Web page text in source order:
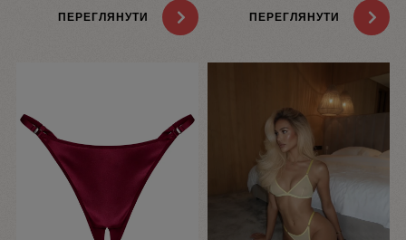
ПЕРЕГЛЯНУТИ ПЕРЕГЛЯНУТИ